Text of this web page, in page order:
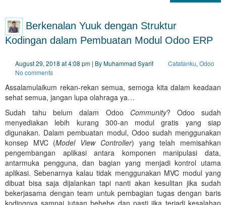
Berkenalan Yuuk dengan Struktur
Kodingan dalam Pembuatan Modul Odoo ERP
August 29, 2018 at 4:08 pm | By Muhammad Syarif Catatanku, Odoo
No comments
Assalamulaikum rekan-rekan semua, semoga kita dalam keadaan
sehat semua, jangan lupa olahraga ya…
Sudah tahu belum dalam Odoo Community? Odoo sudah
menyediakan lebih kurang 300-an modul gratis yang siap
digunakan. Dalam pembuatan modul, Odoo sudah menggunakan
konsep MVC (Model View Controller) yang telah memisahkan
pengembangan aplikasi antara komponen manipulasi data,
antarmuka pengguna, dan bagian yang menjadi kontrol utama
aplikasi. Sebenarnya kalau tidak menggunakan MVC modul yang
dibuat bisa saja dijalankan tapi nanti akan kesulitan jika sudah
bekerjasama dengan team untuk pembagian tugas dengan baris
kodingnya sampai jutaan hehehe dan pasti jika terjadi kesalahan